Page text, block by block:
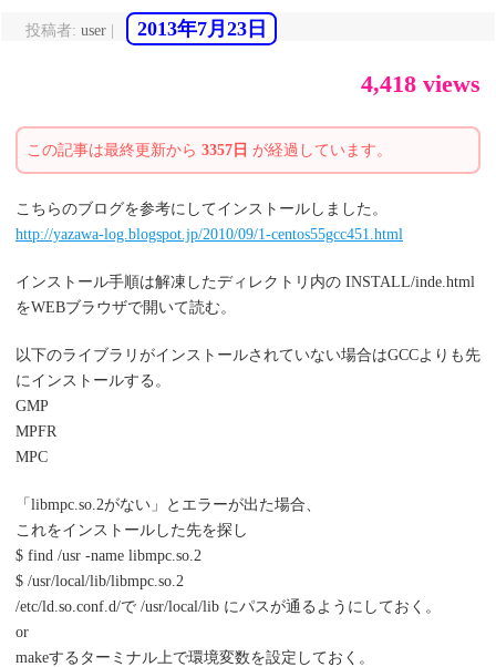
投稿者: user 2013年7月23日
4,418 views
この記事は最終更新から 3357日 が経過しています。
こちらのブログを参考にしてインストールしました。
http://yazawa-log.blogspot.jp/2010/09/1-centos55gcc451.html
インストール手順は解凍したディレクトリ内の INSTALL/inde.html
をWEBブラウザで開いて読む。
以下のライブラリがインストールされていない場合はGCCよりも先
にインストールする。
GMP
MPFR
MPC
「libmpc.so.2がない」とエラーが出た場合、
これをインストールした先を探し
$ find /usr -name libmpc.so.2
$ /usr/local/lib/libmpc.so.2
/etc/ld.so.conf.d/で /usr/local/lib にパスが通るようにしておく。
or
makeするターミナル上で環境変数を設定しておく。